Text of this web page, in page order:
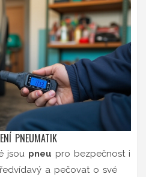
PNEUMATIK
jsou pneu pro bezpečnost i
a pečovat o své